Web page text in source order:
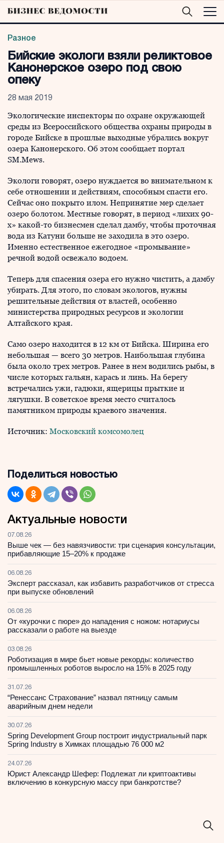
Разное
Бийские экологи взяли реликтовое
Канонерское озеро под свою
опеку
28 мая 2019
Экологические инспекторы по охране окружающей
среды из Всероссийского общества охраны природы в
городе Бийске в прошлые выходные убрались вокруг
озера Канонерского. Об этом сообщает портал
SM.Mews.
Экологи говорят, озеро нуждается во внимательном к
себе отношении и действиям, способным спасти его.
Сейчас оно покрыто илом. Непринятие мер сделает
озеро болотом. Местные говорят, в период «лихих 90-
х» какой-то бизнесмен сделал дамбу, чтобы проточная
вода из Катуни больше не заходила в это озеро.
Именно естественное ежегодное «промывание»
речной водой освежало водоем.
Теперь для спасения озера его нужно чистить, а дамбу
убирать. Для этого, по словам экологов, нужны
решительные действия от властей, особенно
министерства природных ресурсов и экологии
Алтайского края.
Само озеро находится в 12 км от Бийска. Ширина его
небольшая — всего 30 метров. Наибольшая глубина
была около трех метров. Ранее в нем водились рыбы, в
числе которых гальян, карась и линь. На берегу
встречались ужи, гадюки, ящерицы прыткие и
лягушки. В советское время место считалось
памятником природы краевого значения.
Источник: Московский комсомолец
Поделиться новостью
Актуальные новости
07.08.26
Выше чек — без навязчивости: три сценария консультации,
прибавляющие 15–20% к продаже
06.08.26
Эксперт рассказал, как избавить разработчиков от стресса
при выпуске обновлений
06.08.26
От «курочки с пюре» до нападения с ножом: нотариусы
рассказали о работе на выезде
03.08.26
Роботизация в мире бьет новые рекорды: количество
промышленных роботов выросло на 15% в 2025 году
31.07.26
“Ренессанс Страхование” назвал пятницу самым
аварийным днем недели
30.07.26
Spring Development Group построит индустриальный парк
Spring Industry в Химках площадью 76 000 м2
24.07.26
Юрист Александр Шефер: Подлежат ли криптоактивы
включению в конкурсную массу при банкротстве?